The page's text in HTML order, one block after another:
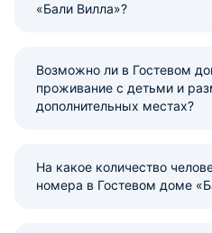
«Бали Вилла»?
Возможно ли в Гостевом
проживание с детьми и
дополнительных местах?
На какое количество
номера в Гостевом доме